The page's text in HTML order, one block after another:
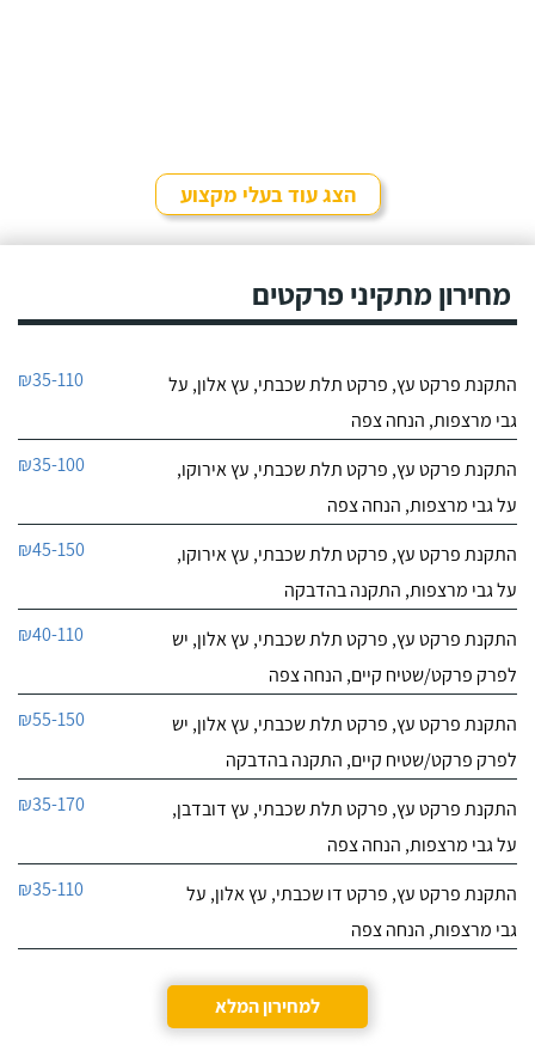
הצג עוד בעלי מקצוע
מחירון מתקיני פרקטים
התקנת פרקט עץ, פרקט תלת שכבתי, עץ אלון, על
גבי מרצפות, הנחה צפה
₪35-110
התקנת פרקט עץ, פרקט תלת שכבתי, עץ אירוקו,
על גבי מרצפות, הנחה צפה
₪35-100
התקנת פרקט עץ, פרקט תלת שכבתי, עץ אירוקו,
על גבי מרצפות, התקנה בהדבקה
₪45-150
התקנת פרקט עץ, פרקט תלת שכבתי, עץ אלון, יש
לפרק פרקט/שטיח קיים, הנחה צפה
₪40-110
התקנת פרקט עץ, פרקט תלת שכבתי, עץ אלון, יש
לפרק פרקט/שטיח קיים, התקנה בהדבקה
₪55-150
התקנת פרקט עץ, פרקט תלת שכבתי, עץ דובדבן,
על גבי מרצפות, הנחה צפה
₪35-170
התקנת פרקט עץ, פרקט דו שכבתי, עץ אלון, על
גבי מרצפות, הנחה צפה
₪35-110
למחירון המלא